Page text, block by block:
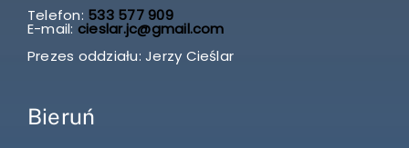
Telefon: 533 577 909
E-mail: cieslar.jc@gmail.com
Prezes oddziału: Jerzy Cieślar
Bieruń